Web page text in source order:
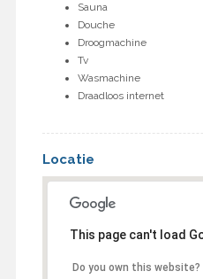
Sauna
Douche
Droogmachine
Tv
Wasmachine
Draadloos internet
Locatie
This page can't load
Do you own this website?